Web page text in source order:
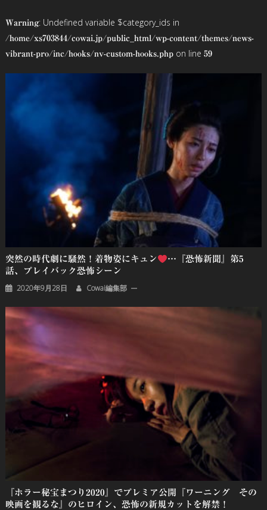
ゲ
ー
ョ
ン
Warning: Undefined variable $category_ids in
/home/xs703844/cowai.jp/public_html/wp-content/themes/news-
vibrant-pro/inc/hooks/nv-custom-hooks.phpon line 59
突然の時代劇に騒然！着物姿にキュン
…『恐怖新聞』第5
話、プレイバック恐怖シーン
2020年9月28日 Cowai編集部
『ホラー秘宝まつり2020』でプレミア公開『ワーニング その
映画を観るな』のヒロイン、恐怖の新規カットを解禁！